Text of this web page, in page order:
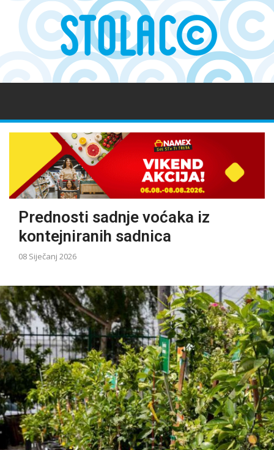
Prednosti sadnje voćaka iz
kontejniranih sadnica
08 Siječanj 2026